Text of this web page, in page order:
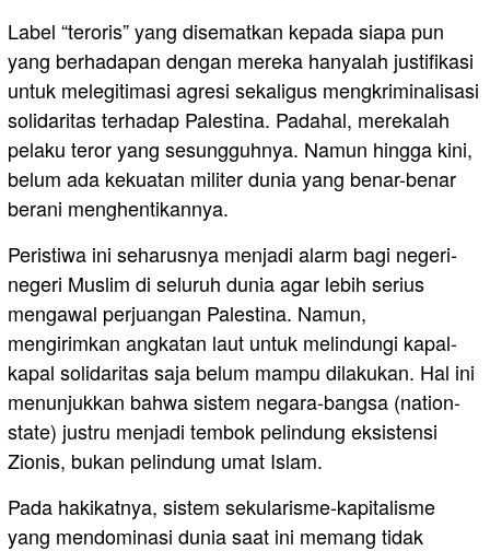
Label “teroris” yang disematkan kepada siapa pun
yang berhadapan dengan mereka hanyalah justifikasi
untuk melegitimasi agresi sekaligus mengkriminalisasi
solidaritas terhadap Palestina. Padahal, merekalah
pelaku teror yang sesungguhnya. Namun hingga kini,
belum ada kekuatan militer dunia yang benar-benar
berani menghentikannya.
Peristiwa ini seharusnya menjadi alarm bagi negeri-
negeri Muslim di seluruh dunia agar lebih serius
mengawal perjuangan Palestina. Namun,
mengirimkan angkatan laut untuk melindungi kapal-
kapal solidaritas saja belum mampu dilakukan. Hal ini
menunjukkan bahwa sistem negara-bangsa (nation-
state) justru menjadi tembok pelindung eksistensi
Zionis, bukan pelindung umat Islam.
Pada hakikatnya, sistem sekularisme-kapitalisme
yang mendominasi dunia saat ini memang tidak